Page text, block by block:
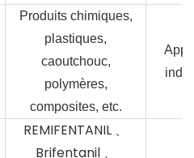
Produits chimiques,
plastiques,
caoutchouc,
polymères,
composites, etc.
REMIFENTANIL 、
Brifentanil 、